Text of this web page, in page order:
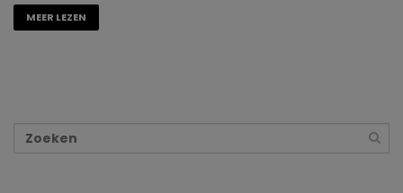
MEER LEZEN